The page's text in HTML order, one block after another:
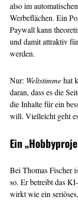
also im
Werbeflächen. Ein
Paywall kann
und damit attraktiv
werden.
Nur: Weltstimmehat
daran, dass es die
die Inhalte für ein
will. Vielleicht geht
Ein
Bei Thomas Fischer
so. Er betreibt das
wirkt wie ein